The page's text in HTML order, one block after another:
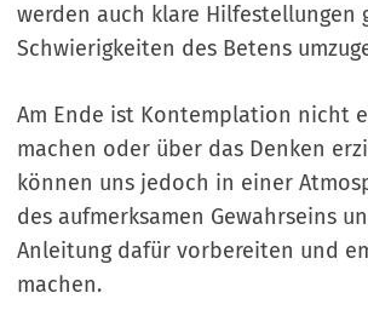
werden auch klare Hilfestellungen
Schwierigkeiten des Betens
Am Ende ist Kontemplation nicht
machen oder über das Denken
können uns jedoch in einer
des aufmerksamen Gewahrseins
Anleitung dafür vorbereiten und
machen.